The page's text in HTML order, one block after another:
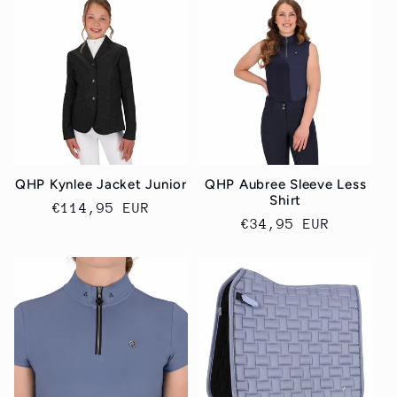
QHP Kynlee Jacket Junior
Ordinarie
€114,95 EUR
QHP Aubree Sleeve Less
Shirt
Ordinarie
€34,95 EUR